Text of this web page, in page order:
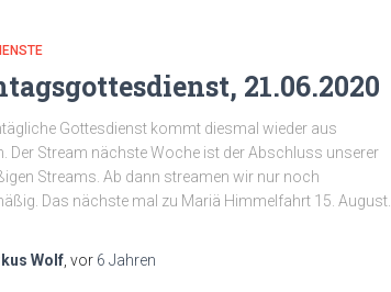
21.06.2020
Gottesdienst kommt diesmal wieder aus
Der Stream nächste Woche ist der Abschluss unserer
Streams. Ab dann streamen wir nur noch
Das nächste mal zu Mariä Himmelfahrt 15. August.
Wolf, vor 6 Jahren